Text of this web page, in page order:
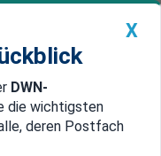
Premium
China
X
DWN-
die wichtigsten
deren Postfach